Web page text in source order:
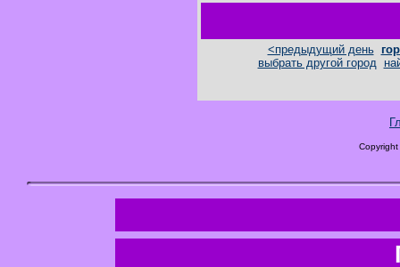
<предыдущий день
выбрать другой город